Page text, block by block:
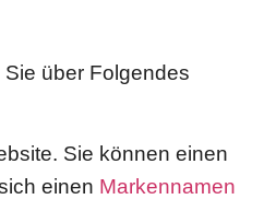
über Folgendes
Sie können einen
einen Markennamen